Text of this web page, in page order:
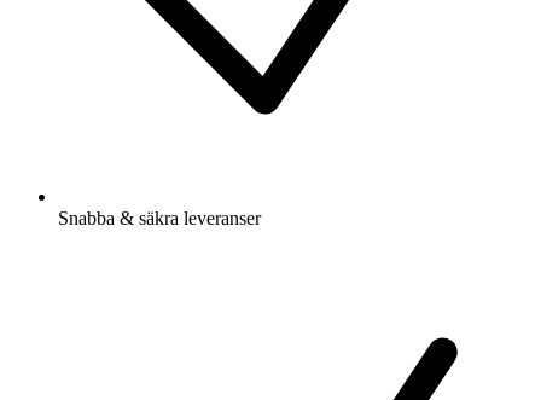
Snabba & säkra leveranser